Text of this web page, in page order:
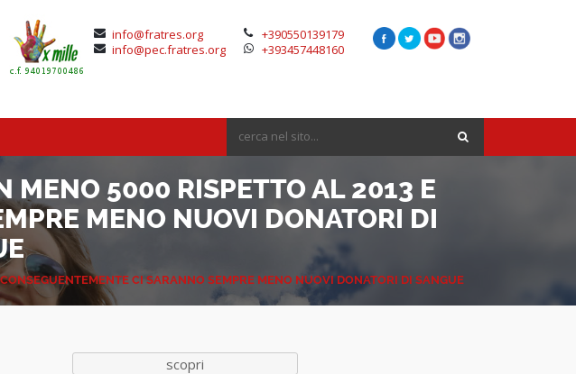
info@fratres.org
info@pec.fratres.org
+390550139179
+393457448160
MENO 5000 RISPETTO AL 2013 E
MENO NUOVI DONATORI DI
CI SARANNO SEMPRE MENO NUOVI DONATORI DI SANGUE
scopri